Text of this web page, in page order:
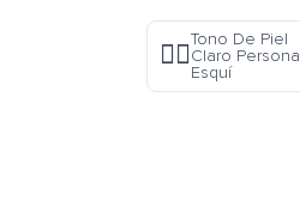
🏂🏻
Tono De Piel
Claro Persona
Esquí